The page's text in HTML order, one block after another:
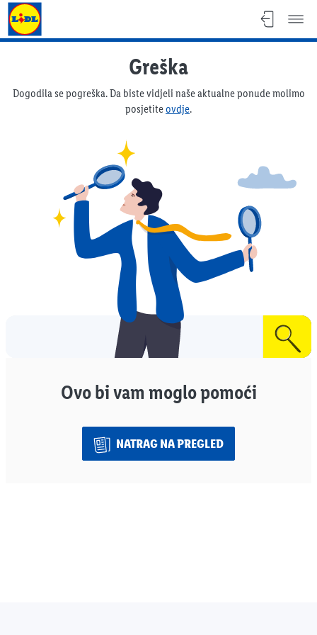
Lidl katalog
Greška
Dogodila se pogreška. Da biste vidjeli naše aktualne ponude molimo
posjetiteovdje.
Ovo bi vam moglo pomoći
NATRAG NA PREGLED